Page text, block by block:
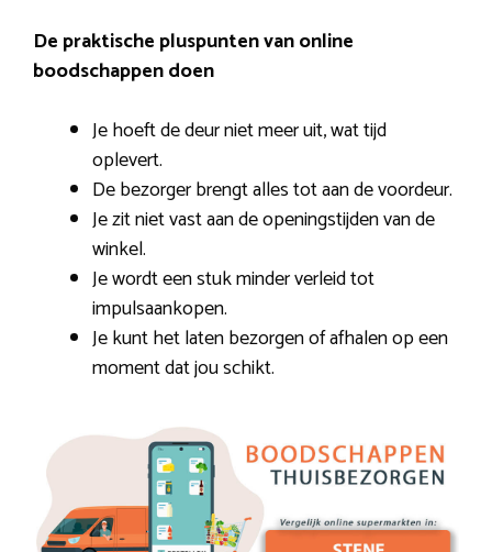
De praktische pluspunten van online
boodschappen doen
Je hoeft de deur niet meer uit, wat tijd
oplevert.
De bezorger brengt alles tot aan de voordeur.
Je zit niet vast aan de openingstijden van de
winkel.
Je wordt een stuk minder verleid tot
impulsaankopen.
Je kunt het laten bezorgen of afhalen op een
moment dat jou schikt.